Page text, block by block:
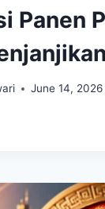
Panen
June 14, 2026